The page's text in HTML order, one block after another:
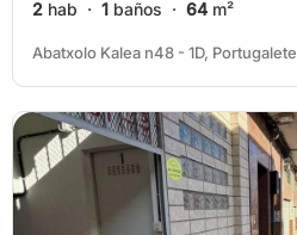
2 hab · 1 baños · 64 m²
Abatxolo Kalea n48 - 1D, Portugalete